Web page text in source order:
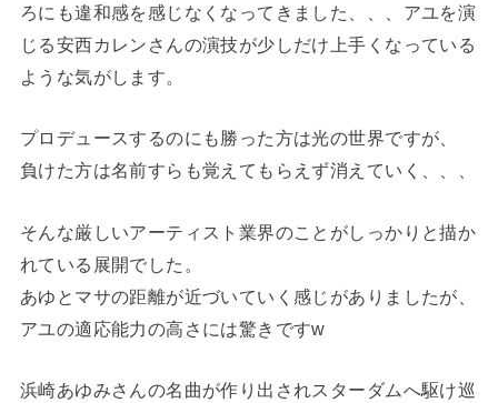
ろにも違和感を感じなくなってきました、、、アユを演
じる安西カレンさんの演技が少しだけ上手くなっている
ような気がします。
プロデュースするのにも勝った方は光の世界ですが、
負けた方は名前すらも覚えてもらえず消えていく、、、
そんな厳しいアーティスト業界のことがしっかりと描か
れている展開でした。
あゆとマサの距離が近づいていく感じがありましたが、
アユの適応能力の高さには驚きですw
浜崎あゆみさんの名曲が作り出されスターダムへ駆け巡